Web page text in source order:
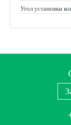
Угол установки